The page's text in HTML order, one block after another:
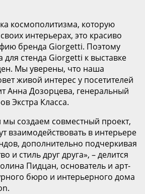
космополитизма, которую
интерьерах, это красиво
бренда Giorgetti. Поэтому
стенда Giorgetti к выставке
Мы уверены, что наша
живой интерес у посетителей
Анна Дозорцева, генеральный
Экстра Класса.
мы создаем совместный проект,
взаимодействовать в интерьере
дополнительно подчеркивая
и стиль друг друга», – делится
Пидцан, основатель и арт-
бюро и интерьерного дома